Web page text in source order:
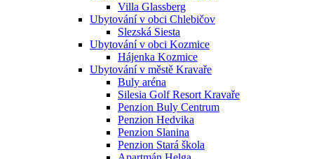
Villa Glassberg
Ubytování v obci Chlebičov
Slezská Siesta
Ubytování v obci Kozmice
Hájenka Kozmice
Ubytování v městě Kravaře
Buly aréna
Silesia Golf Resort Kravaře
Penzion Buly Centrum
Penzion Hedvika
Penzion Slanina
Penzion Stará škola